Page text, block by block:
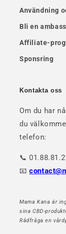
Användning
Bli en
Affiliate-
Sponsring
Kontakta oss
Om du har
du
telefon:
📞
📧
Mama Kana är
sina CBD-
Rådfråga en